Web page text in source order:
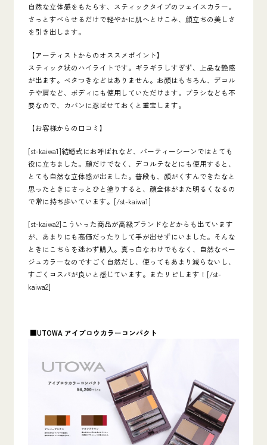
自然な立体感をもたらす、スティックタイプのフェイスカラー。
さっとすべらせるだけで軽やかに肌へとけこみ、顔立ちの美しさ
を引き出します。
【アーティストからのオススメポイント】
スティック状のハイライトです。ギラギラしすぎず、上品な艶感
が出ます。ベタつきなどはありません。お顔はもちろん、デコル
テや肩など、ボディにも使用していただけます。ブラシなども不
要なので、カバンに忍ばせておくと重宝します。
【お客様からの口コミ】
[st-kaiwa1]結婚式にお呼ばれなど、パーティーシーンではとても
役に立ちました。顔だけでなく、デコルテなどにも使用すると、
とても自然な立体感が出ました。普段も、顔がくすんできたなと
思ったときにさっとひと塗りすると、顔全体がまた明るくなるの
で常に持ち歩いています。[/st-kaiwa1]
[st-kaiwa2]こういった商品が高級ブランドなどからも出ています
が、あまりにも高価だったりして手が出せずにいました。そんな
ときにこちらを迷わず購入。真っ白なわけでもなく、自然なベー
ジュカラーなのですごく自然だし、使ってもあまり減らないし、
すごくコスパが良いと感じています。またリピします！[/st-
kaiwa2]
■UTOWA アイブロウカラーコンパクト